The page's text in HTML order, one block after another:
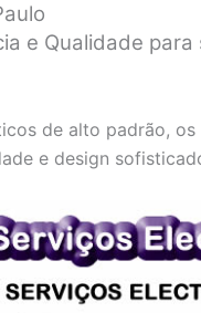
e Qualidade
de alto padrão,
e design